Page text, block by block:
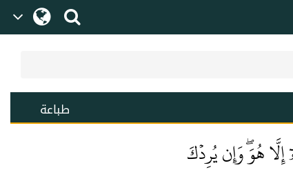
طباعة
هُوَۖ وَإِن يُرِدۡكَ